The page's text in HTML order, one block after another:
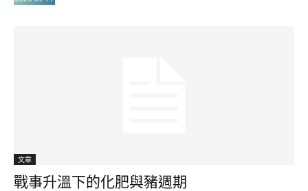
文章
戰事升溫下的化肥與豬週期